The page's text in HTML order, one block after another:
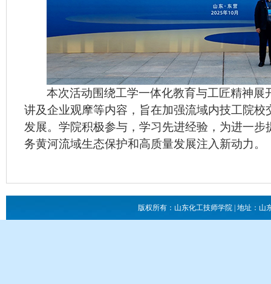
本次活动围绕工学一体化教育与工匠精神展
讲及企业观摩等内容，旨在加强流域内技工院
发展。学院积极参与，学习先进经验，为进一
务黄河流域生态保护和高质量发展注入新动力。
版权所有：山东化工技师学院 | 地址：山